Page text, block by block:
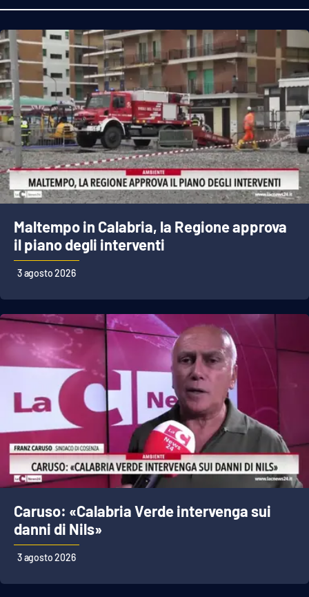
Editoriali
VIDEO
Ambiente
Cronaca
Cultura
Economia e Lavoro
Politica
Sanità
Società
Sport
RUBRICHE
Good Morning Vietnam
Parchi Marini Calabria
Leggendo Alvaro insieme
Imprese Di Calabria
Le perfidie di Antonella Grippo
Maltempo in Calabria, la Regione approva
il piano degli interventi
3 agosto 2026
Caruso: «Calabria Verde intervenga sui
danni di Nils»
3 agosto 2026